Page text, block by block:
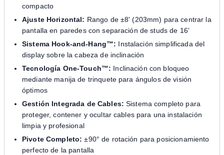
compacto
Ajuste Horizontal: Rango de ±8' (203mm) para centrar la
pantalla en paredes con separación de studs de 16'
Sistema Hook-and-Hang™: Instalación simplificada del
display sobre la cabeza de inclinación
Tecnología One-Touch™: Inclinación con bloqueo
mediante manija de trinquete para ángulos de visión
óptimos
Gestión Integrada de Cables: Sistema completo para
proteger, contener y ocultar cables para una instalación
limpia y profesional
Pivote Completo: ±90° de rotación para posicionamiento
perfecto de la pantalla